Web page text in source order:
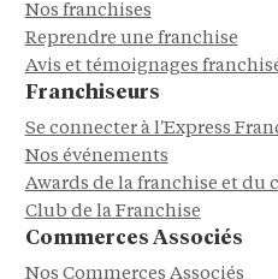
Nos franchises
Reprendre une franchise
Avis et témoignages
Franchiseurs
Se connecter à l'Express
Nos événements
Awards de la franchise et du
Club de la Franchise
Commerces Associés
Nos Commerces Associés